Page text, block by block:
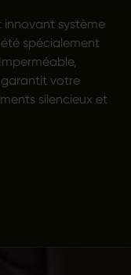
innovant système
spécialement
votre
silencieux et